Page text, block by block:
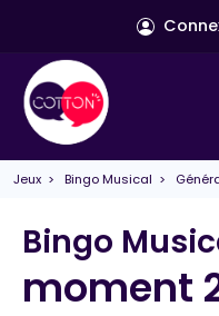
Jeux > Bingo Musical >
Bingo
moment